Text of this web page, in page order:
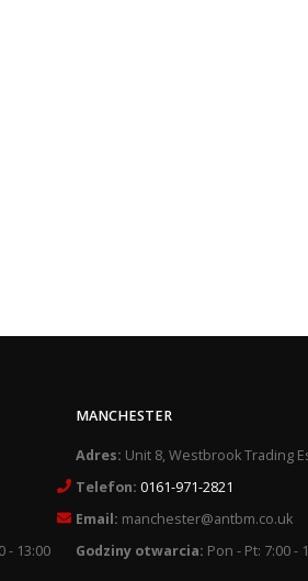
- 13:00
MANCHESTER
Adres: Unit 8, Westbrook Trading
Telefon: 0161-971-2821
Email: manchester@antbm.co.uk
Godziny otwarcia: Pon - Pt: 7:00 -